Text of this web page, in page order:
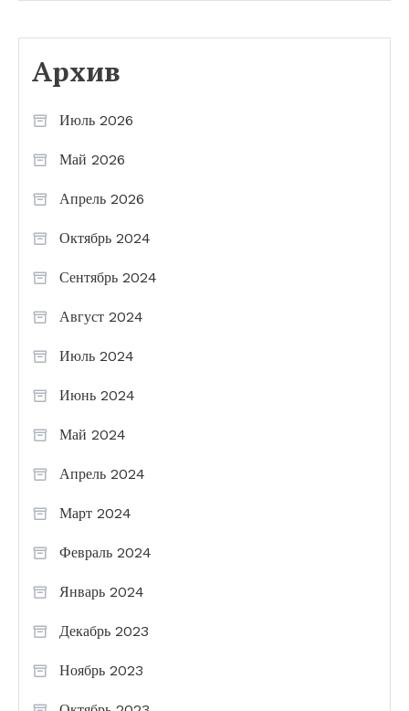
Архив
Июль 2026
Май 2026
Апрель 2026
Октябрь 2024
Сентябрь 2024
Август 2024
Июль 2024
Июнь 2024
Май 2024
Апрель 2024
Март 2024
Февраль 2024
Январь 2024
Декабрь 2023
Ноябрь 2023